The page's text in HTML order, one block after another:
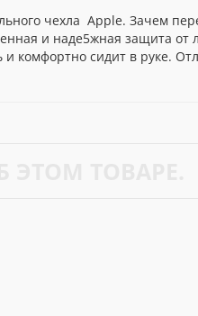
чехла Apple. Зачем
и наде5жная защита
комфортно сидит в руке.